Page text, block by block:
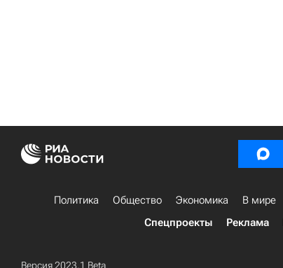
Политика Общество Экономика В мире
Спецпроекты
Реклама
Версия 2023.1 Beta